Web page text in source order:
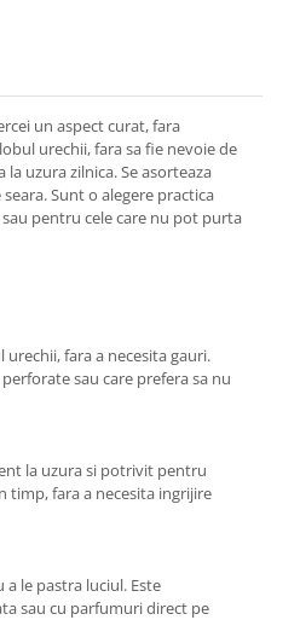
un aspect curat, fara
urechii, fara sa fie nevoie de
uzura zilnica. Se asorteaza
Sunt o alegere practica
pentru cele care nu pot purta
fara a necesita gauri.
sau care prefera sa nu
la uzura si potrivit pentru
timp, fara a necesita ingrijire
le pastra luciul. Este
sau cu parfumuri direct pe